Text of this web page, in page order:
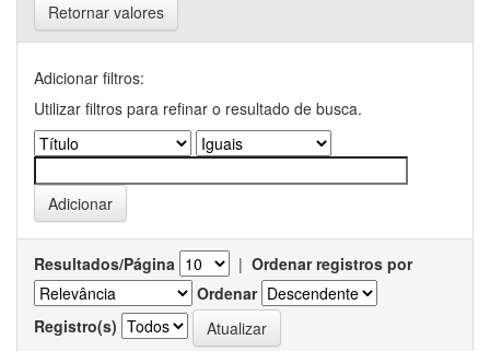
Retornar valores
Adicionar filtros:
Utilizar filtros para refinar o resultado de busca.
Resultados/Página | Ordenar registros por
Ordenar
Registro(s)